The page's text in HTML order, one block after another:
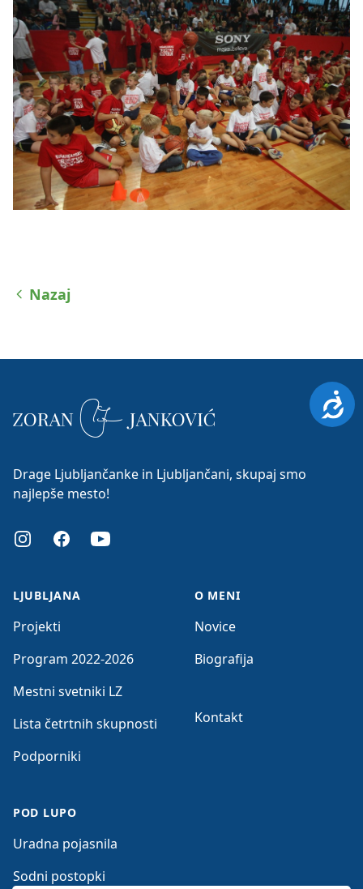
Nazaj
Drage Ljubljančanke in Ljubljančani, skupaj smo
najlepše mesto!
InstagramFacebookYoutube
LJUBLJANA
Projekti
Program 2022-2026
Mestni svetniki LZ
Lista četrtnih skupnosti
Podporniki
POD LUPO
Uradna pojasnila
Sodni postopki
O MENI
Novice
Biografija
Kontakt